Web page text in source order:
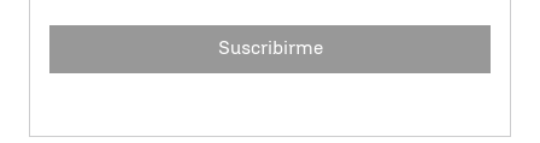
Suscribirme